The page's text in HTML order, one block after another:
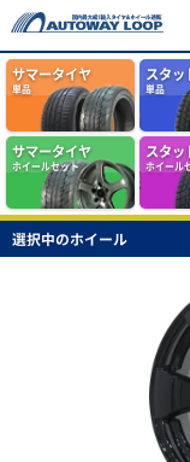
サマータイヤ
単品
スタッ
単品
サマータイヤ
ホイールセット
スタッ
ホイール
選択中のホイール